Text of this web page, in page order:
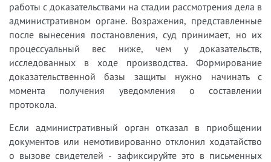
работы с доказательствами на стадии рассмотрения дела в
административном органе. Возражения, представленные
после вынесения постановления, суд принимает, но их
процессуальный вес ниже, чем у доказательств,
исследованных в ходе производства. Формирование
доказательственной базы защиты нужно начинать с
момента получения уведомления о составлении
протокола.
Если административный орган отказал в приобщении
документов или немотивированно отклонил ходатайство
о вызове свидетелей - зафиксируйте это в письменных